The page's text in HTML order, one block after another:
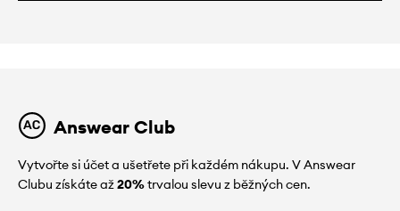
Answear Club
Vytvořte si účet a ušetřete při každém nákupu. V Answear
Clubu získáte až20%trvalou slevu z běžných cen.